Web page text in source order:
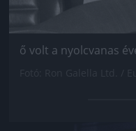
ő volt a nyolcvanas